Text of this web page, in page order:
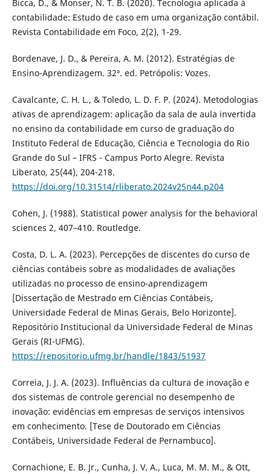
Bicca, D., & Monser, N. T. B. (2020). Tecnologia aplicada à
contabilidade: Estudo de caso em uma organização contábil.
Revista Contabilidade em Foco, 2(2), 1-29.
Bordenave, J. D., & Pereira, A. M. (2012). Estratégias de
Ensino-Aprendizagem. 32ª. ed. Petrópolis: Vozes.
Cavalcante, C. H. L., & Toledo, L. D. F. P. (2024). Metodologias
ativas de aprendizagem: aplicação da sala de aula invertida
no ensino da contabilidade em curso de graduação do
Instituto Federal de Educação, Ciência e Tecnologia do Rio
Grande do Sul – IFRS - Campus Porto Alegre. Revista
Liberato, 25(44), 204-218.
https://doi.org/10.31514/rliberato.2024v25n44.p204
Cohen, J. (1988). Statistical power analysis for the behavioral
sciences 2, 407–410. Routledge.
Costa, D. L. A. (2023). Percepções de discentes do curso de
ciências contábeis sobre as modalidades de avaliações
utilizadas no processo de ensino-aprendizagem
[Dissertação de Mestrado em Ciências Contábeis,
Universidade Federal de Minas Gerais, Belo Horizonte].
Repositório Institucional da Universidade Federal de Minas
Gerais (RI-UFMG).
https://repositorio.ufmg.br/handle/1843/51937
Correia, J. J. A. (2023). Influências da cultura de inovação e
dos sistemas de controle gerencial no desempenho de
inovação: evidências em empresas de serviços intensivos
em conhecimento. [Tese de Doutorado em Ciências
Contábeis, Universidade Federal de Pernambuco].
Cornachione, E. B. Jr., Cunha, J. V. A., Luca, M. M. M., & Ott,